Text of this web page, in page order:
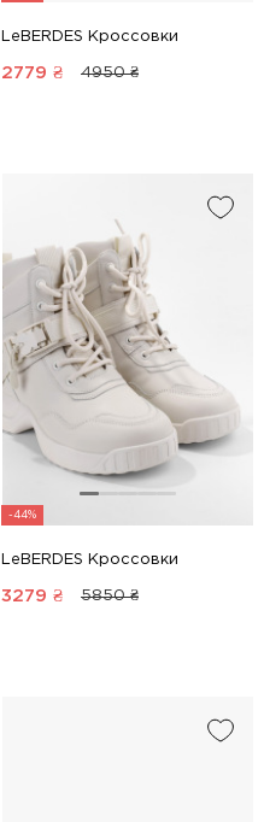
LeBERDES Кроссовки
2779 ₴ 4950 ₴
-44%
LeBERDES Кроссовки
3279 ₴ 5850 ₴